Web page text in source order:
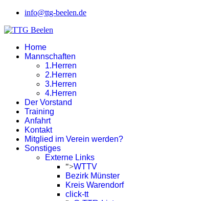
info@ttg-beelen.de
Home
Mannschaften
1.Herren
2.Herren
3.Herren
4.Herren
Der Vorstand
Training
Anfahrt
Kontakt
Mitglied im Verein werden?
Sonstiges
Externe Links
">WTTV
Bezirk Münster
Kreis Warendorf
click-tt